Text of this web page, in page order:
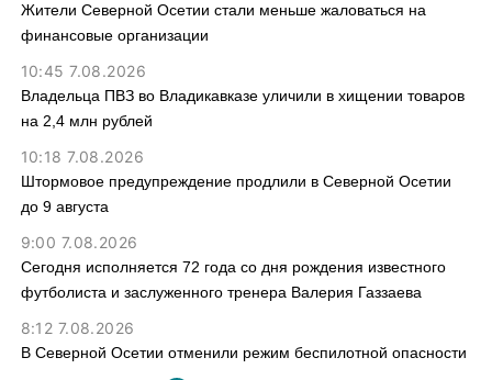
Жители Северной Осетии стали меньше жаловаться на
финансовые организации
10:45 7.08.2026
Владельца ПВЗ во Владикавказе уличили в хищении товаров
на 2,4 млн рублей
10:18 7.08.2026
Штормовое предупреждение продлили в Северной Осетии
до 9 августа
9:00 7.08.2026
Сегодня исполняется 72 года со дня рождения известного
футболиста и заслуженного тренера Валерия Газзаева
8:12 7.08.2026
В Северной Осетии отменили режим беспилотной опасности